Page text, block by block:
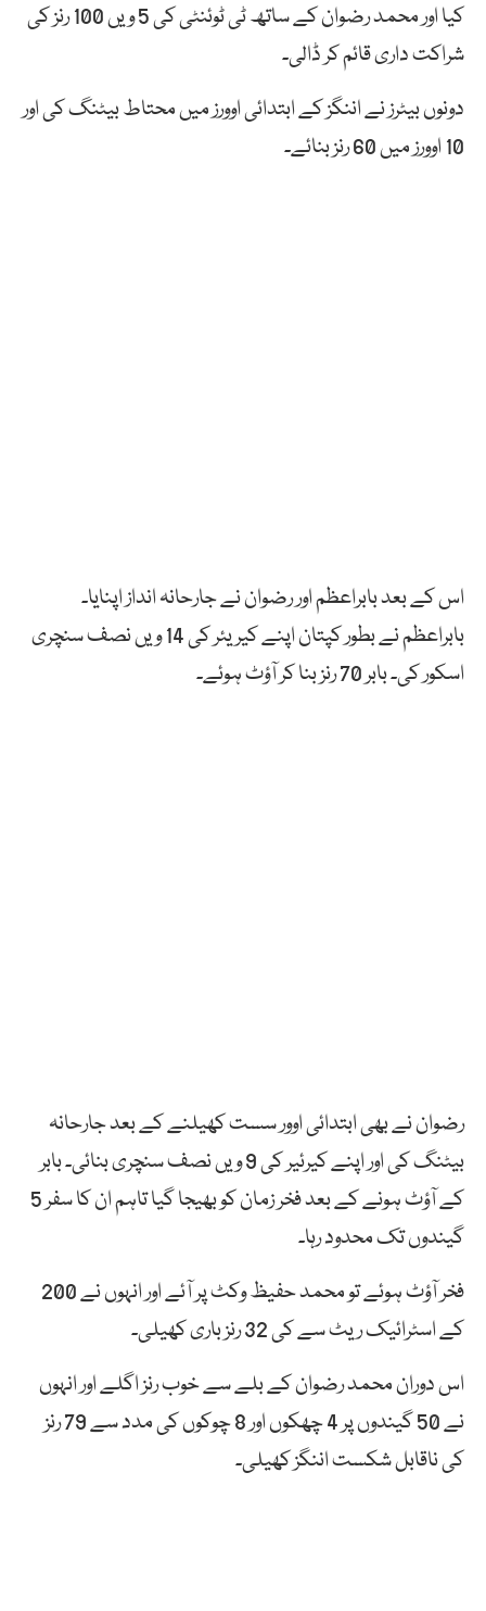
کیا اور محمد رضوان کے ساتھ ٹی ٹوئنٹی کی 5 ویں 100 رنز کی
شراکت داری قائم کر ڈالی۔
دونوں بیٹرز نے اننگز کے ابتدائی اوورز میں محتاط بیٹنگ کی اور
10 اوورز میں 60 رنز بنائے۔
اس کے بعد بابراعظم اور رضوان نے جارحانہ انداز اپنایا۔
بابراعظم نے بطور کپتان اپنے کیریئر کی 14 ویں نصف سنچری
اسکور کی۔ بابر 70 رنز بنا کر آؤٹ ہوئے۔
رضوان نے بھی ابتدائی اوور سست کھیلنے کے بعد جارحانہ
بیٹنگ کی اور اپنے کیرئیر کی 9 ویں نصف سنچری بنائی۔ بابر
کے آؤٹ ہونے کے بعد فخر زمان کو بھیجا گیا تاہم ان کا سفر 5
گیندوں تک محدود رہا۔
فخر آؤٹ ہوئے تو محمد حفیظ وکٹ پر آئے اور انہوں نے 200
کے اسٹرائیک ریٹ سے کی 32 رنز باری کھیلی۔
اس دوران محمد رضوان کے بلے سے خوب رنز اگلے اور انہوں
نے 50 گیندوں پر 4 چھکوں اور 8 چوکوں کی مدد سے 79 رنز
کی ناقابل شکست اننگز کھیلی۔